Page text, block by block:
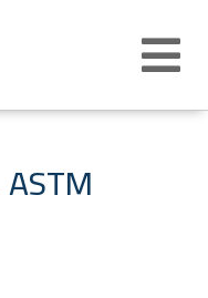
Abrir
menú